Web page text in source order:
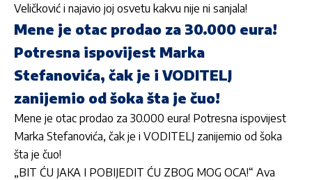
Veličković i najavio joj osvetu kakvu nije ni sanjala!
Mene je otac prodao za 30.000 eura!
Potresna ispovijest Marka
Stefanovića, čak je i VODITELJ
zanijemio od šoka šta je čuo!
Mene je otac prodao za 30.000 eura! Potresna ispovijest
Marka Stefanovića, čak je i VODITELJ zanijemio od šoka
šta je čuo!
„BIT ĆU JAKA I POBIJEDIT ĆU ZBOG MOG OCA!“ Ava